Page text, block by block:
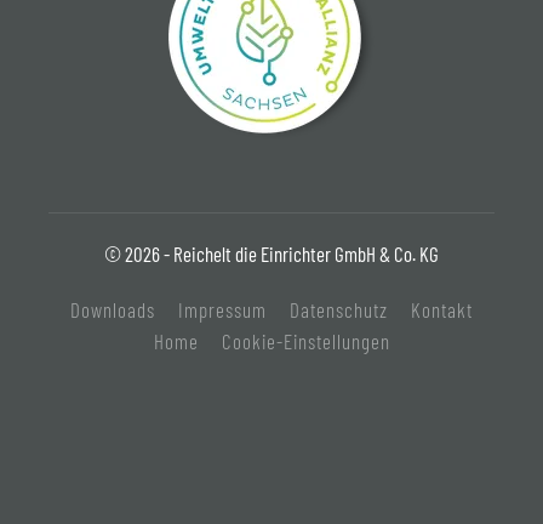
© 2026 - Reichelt die Einrichter GmbH & Co. KG
Downloads Impressum Datenschutz
Kontakt
Home
Cookie-Einstellungen